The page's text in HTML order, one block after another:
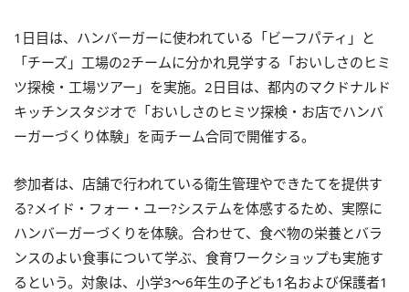
1日目は、ハンバーガーに使われている「ビーフパティ」と
「チーズ」工場の2チームに分かれ見学する「おいしさのヒミ
ツ探検・工場ツアー」を実施。2日目は、都内のマクドナルド
キッチンスタジオで「おいしさのヒミツ探検・お店でハンバ
ーガーづくり体験」を両チーム合同で開催する。
参加者は、店舗で行われている衛生管理やできたてを提供す
る?メイド・フォー・ユー?システムを体感するため、実際に
ハンバーガーづくりを体験。合わせて、食べ物の栄養とバラ
ンスのよい食事について学ぶ、食育ワークショップも実施す
るという。対象は、小学3～6年生の子ども1名および保護者1